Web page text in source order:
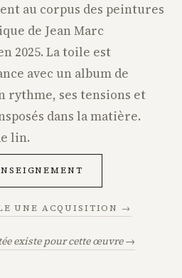
au corpus des peintures
de Jean Marc
2025. La toile est
avec un album de
rythme, ses tensions et
dans la matière.
lin.
UNE ACQUISITION →
existe pour cette œuvre →